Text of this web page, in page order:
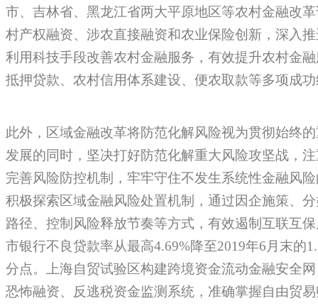
市、吉林省、黑龙江省两大平原地区等农村金融改
村产权融资、涉农直接融资和农业保险创新，深入
利用科技手段改善农村金融服务，有效提升农村金
抵押贷款、农村信用体系建设、便农取款等多项成
此外，区域金融改革将防范化解风险视为贯彻始终
发展的同时，坚决打好防范化解重大风险攻坚战，
完善风险防控机制，牢牢守住不发生系统性金融风
积极探索区域金融风险处置机制，通过因企施策、
路径、控制风险释放节奏等方式，有效遏制互联互
市银行不良贷款率从最高4.69%降至2019年6月末的
分点。上海自贸试验区构建跨境资金流动金融安全
恐怖融资、反逃税资金监测系统，准确掌握自由贸